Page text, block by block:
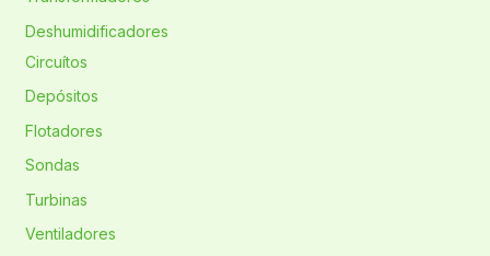
Deshumidificadores
Circuítos
Depósitos
Flotadores
Sondas
Turbinas
Ventiladores